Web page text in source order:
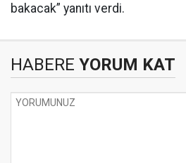
bakacak” yanıtı verdi.
HABERE YORUM KAT